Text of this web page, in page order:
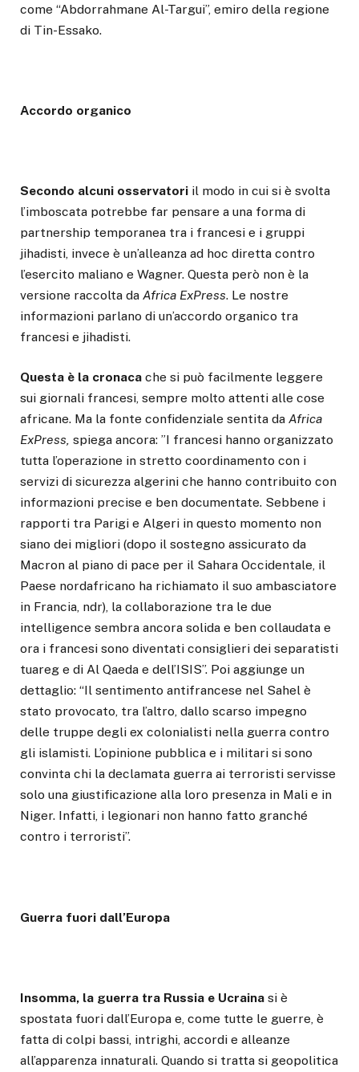
come “Abdorrahmane Al-Targui”, emiro della regione
di Tin-Essako.
Accordo organico
Secondo alcuni osservatori il modo in cui si è svolta
l’imboscata potrebbe far pensare a una forma di
partnership temporanea tra i francesi e i gruppi
jihadisti, invece è un’alleanza ad hoc diretta contro
l’esercito maliano e Wagner. Questa però non è la
versione raccolta da Africa ExPress. Le nostre
informazioni parlano di un’accordo organico tra
francesi e jihadisti.
Questa è la cronaca che si può facilmente leggere
sui giornali francesi, sempre molto attenti alle cose
africane. Ma la fonte confidenziale sentita da Africa
ExPress, spiega ancora: ”I francesi hanno organizzato
tutta l’operazione in stretto coordinamento con i
servizi di sicurezza algerini che hanno contribuito con
informazioni precise e ben documentate. Sebbene i
rapporti tra Parigi e Algeri in questo momento non
siano dei migliori (dopo il sostegno assicurato da
Macron al piano di pace per il Sahara Occidentale, il
Paese nordafricano ha richiamato il suo ambasciatore
in Francia, ndr), la collaborazione tra le due
intelligence sembra ancora solida e ben collaudata e
ora i francesi sono diventati consiglieri dei separatisti
tuareg e di Al Qaeda e dell’ISIS”. Poi aggiunge un
dettaglio: “Il sentimento antifrancese nel Sahel è
stato provocato, tra l’altro, dallo scarso impegno
delle truppe degli ex colonialisti nella guerra contro
gli islamisti. L’opinione pubblica e i militari si sono
convinta chi la declamata guerra ai terroristi servisse
solo una giustificazione alla loro presenza in Mali e in
Niger. Infatti, i legionari non hanno fatto granché
contro i terroristi”.
Guerra fuori dall’Europa
Insomma, la guerra tra Russia e Ucraina si è
spostata fuori dall’Europa e, come tutte le guerre, è
fatta di colpi bassi, intrighi, accordi e alleanze
all’apparenza innaturali. Quando si tratta si geopolitica